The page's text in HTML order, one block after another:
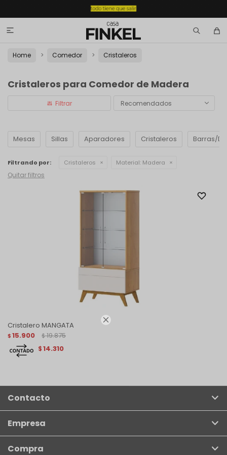


Home Comedor Cristaleros
Cristaleros para Comedor de Madera
Recomendados
Mesas Sillas Aparadores Cristaleros Barras/
Filtrando por: Cristaleros Material: Madera
Quitar filtros
Cristalero MANGATA
$ 15.900 $ 19.875
$14.310
Contacto
Empresa
Compra